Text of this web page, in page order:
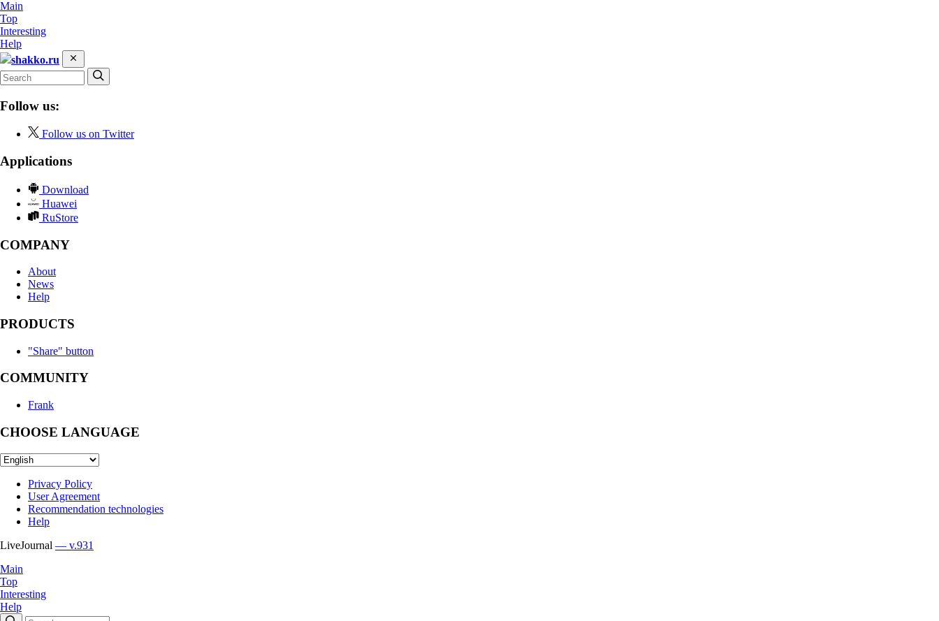
Main
Top
Interesting
Help
shakko.ru
Follow us:
Follow us on Twitter
Applications
Download
Huawei
RuStore
COMPANY
About
News
Help
PRODUCTS
"Share" button
COMMUNITY
Frank
CHOOSE LANGUAGE
Privacy Policy
User Agreement
Recommendation technologies
Help
LiveJournal — v.931
Main
Top
Interesting
Help